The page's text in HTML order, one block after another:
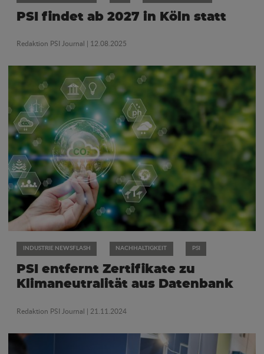
PSI findet ab 2027 in Köln statt
Redaktion PSI Journal | 12.08.2025
INDUSTRIE NEWSFLASH NACHHALTIGKEIT PSI
PSI entfernt Zertifikate zu
Klimaneutralität aus Datenbank
Redaktion PSI Journal | 21.11.2024